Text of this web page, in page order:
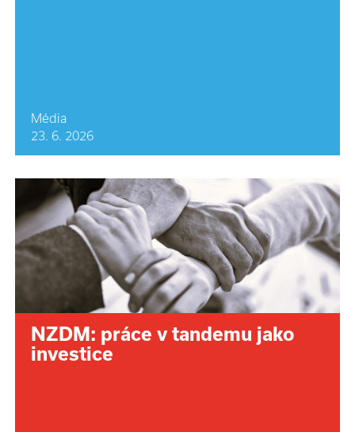
Média
23. 6. 2026
NZDM: práce v tandemu jako
investice